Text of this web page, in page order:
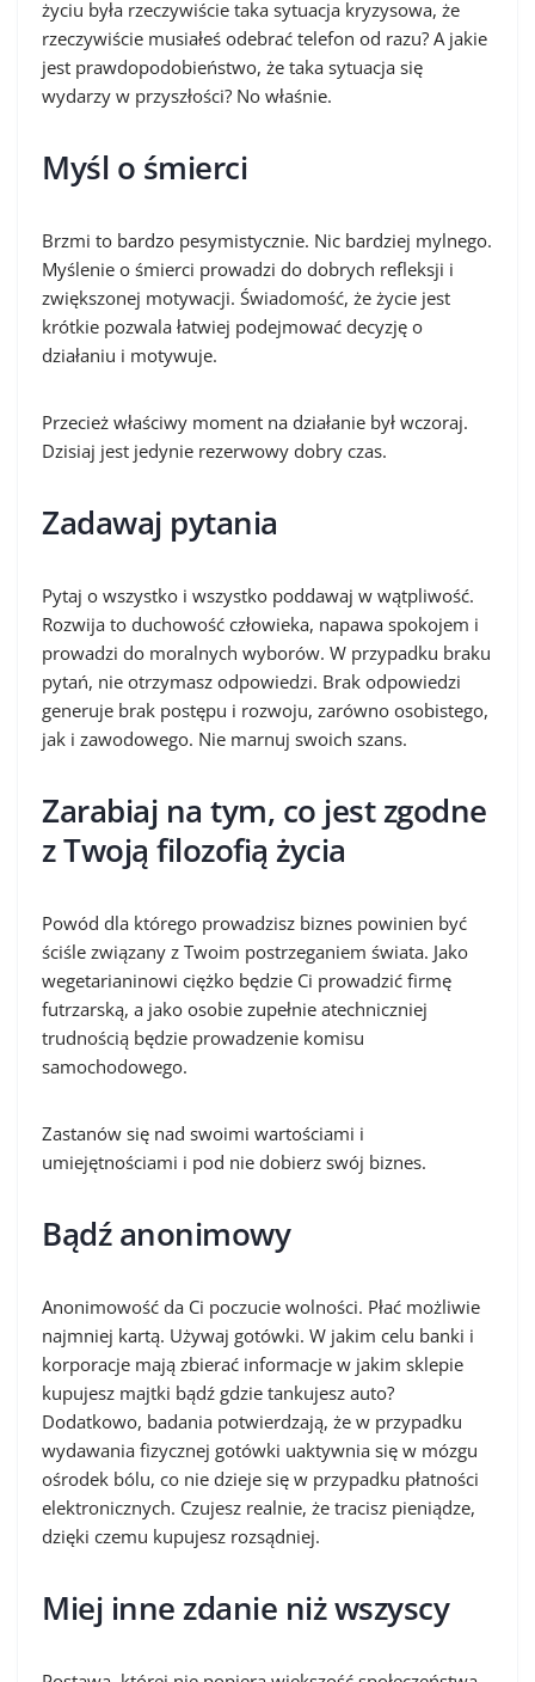
życiu była rzeczywiście taka sytuacja kryzysowa, że
rzeczywiście musiałeś odebrać telefon od razu? A jakie
jest prawdopodobieństwo, że taka sytuacja się
wydarzy w przyszłości? No właśnie.
Myśl o śmierci
Brzmi to bardzo pesymistycznie. Nic bardziej mylnego.
Myślenie o śmierci prowadzi do dobrych refleksji i
zwiększonej motywacji. Świadomość, że życie jest
krótkie pozwala łatwiej podejmować decyzję o
działaniu i motywuje.
Przecież właściwy moment na działanie był wczoraj.
Dzisiaj jest jedynie rezerwowy dobry czas.
Zadawaj pytania
Pytaj o wszystko i wszystko poddawaj w wątpliwość.
Rozwija to duchowość człowieka, napawa spokojem i
prowadzi do moralnych wyborów. W przypadku braku
pytań, nie otrzymasz odpowiedzi. Brak odpowiedzi
generuje brak postępu i rozwoju, zarówno osobistego,
jak i zawodowego. Nie marnuj swoich szans.
Zarabiaj na tym, co jest zgodne
z Twoją filozofią życia
Powód dla którego prowadzisz biznes powinien być
ściśle związany z Twoim postrzeganiem świata. Jako
wegetarianinowi ciężko będzie Ci prowadzić firmę
futrzarską, a jako osobie zupełnie atechniczniej
trudnością będzie prowadzenie komisu
samochodowego.
Zastanów się nad swoimi wartościami i
umiejętnościami i pod nie dobierz swój biznes.
Bądź anonimowy
Anonimowość da Ci poczucie wolności. Płać możliwie
najmniej kartą. Używaj gotówki. W jakim celu banki i
korporacje mają zbierać informacje w jakim sklepie
kupujesz majtki bądź gdzie tankujesz auto?
Dodatkowo, badania potwierdzają, że w przypadku
wydawania fizycznej gotówki uaktywnia się w mózgu
ośrodek bólu, co nie dzieje się w przypadku płatności
elektronicznych. Czujesz realnie, że tracisz pieniądze,
dzięki czemu kupujesz rozsądniej.
Miej inne zdanie niż wszyscy